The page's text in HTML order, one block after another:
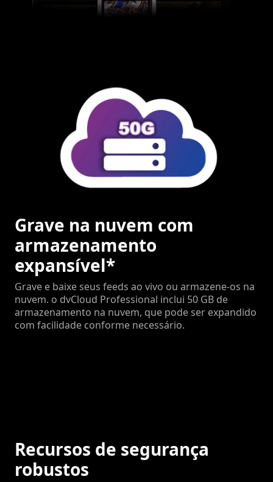
Grave na nuvem com
armazenamento
expansível*
Grave e baixe seus feeds ao vivo ou armazene-os na
nuvem. o dvCloud Professional inclui 50 GB de
armazenamento na nuvem, que pode ser expandido
com facilidade conforme necessário.
Recursos de segurança
robustos